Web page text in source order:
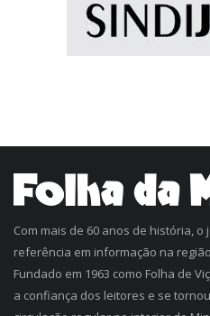
Com mais de 60 anos de história,
referência em informação na
Fundado em 1963 como Folha de
a confiança dos leitores e se